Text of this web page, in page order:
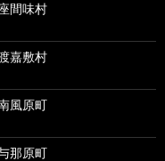
間味村
嘉敷村
風原町
那原町